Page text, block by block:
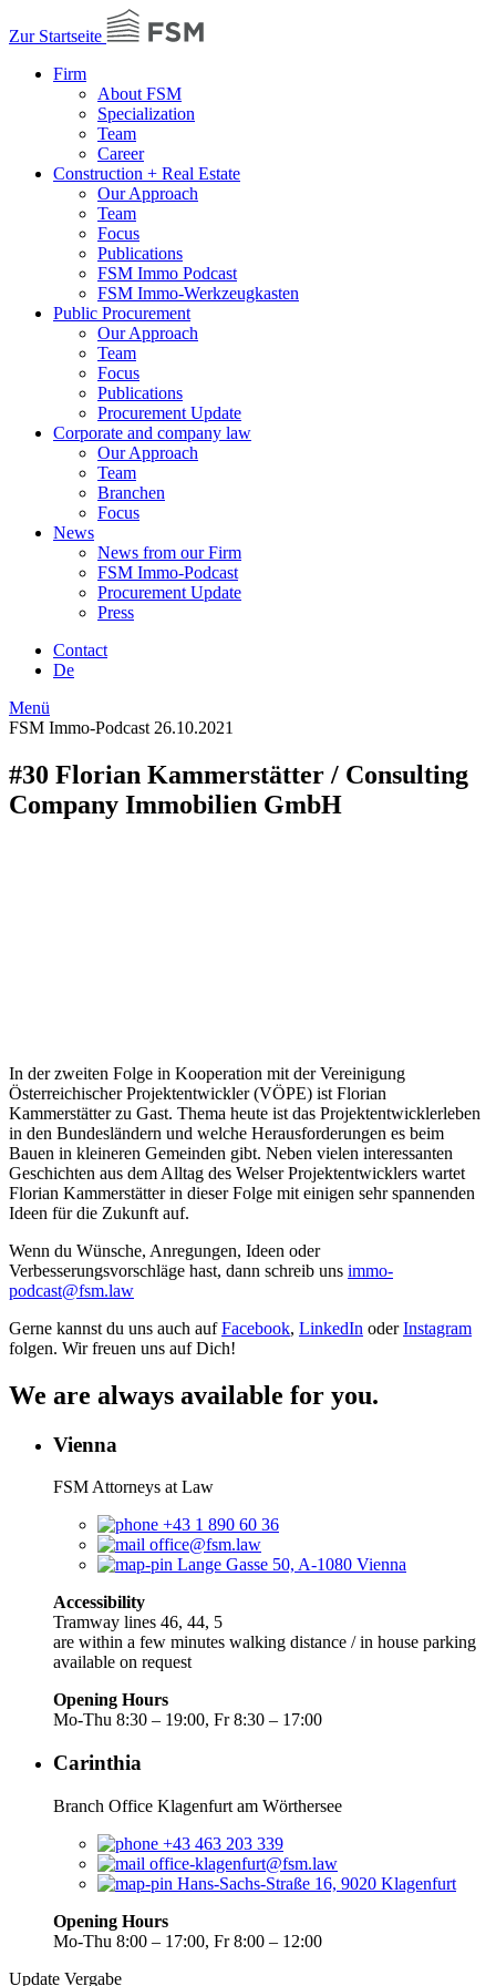
Zur Startseite
Firm
About FSM
Specialization
Team
Career
Construction + Real Estate
Our Approach
Team
Focus
Publications
FSM Immo Podcast
FSM Immo-Werkzeugkasten
Public Procurement
Our Approach
Team
Focus
Publications
Procurement Update
Corporate and company law
Our Approach
Team
Branchen
Focus
News
News from our Firm
FSM Immo-Podcast
Procurement Update
Press
Contact
De
Menü
FSM Immo-Podcast 26.10.2021
#30 Florian Kammerstätter / Consulting
Company Immobilien GmbH
In der zweiten Folge in Kooperation mit der Vereinigung
Österreichischer Projektentwickler (VÖPE) ist Florian
Kammerstätter zu Gast. Thema heute ist das Projektentwicklerleben
in den Bundesländern und welche Herausforderungen es beim
Bauen in kleineren Gemeinden gibt. Neben vielen interessanten
Geschichten aus dem Alltag des Welser Projektentwicklers wartet
Florian Kammerstätter in dieser Folge mit einigen sehr spannenden
Ideen für die Zukunft auf.
Wenn du Wünsche, Anregungen, Ideen oder
Verbesserungsvorschläge hast, dann schreib uns immo-
podcast@fsm.law
Gerne kannst du uns auch aufFacebook, LinkedIn oderInstagram
folgen. Wir freuen uns auf Dich!
We are always available for you.
Vienna
FSM Attorneys at Law
+43 1 890 60 36
office@fsm.law
Lange Gasse 50, A-1080 Vienna
Accessibility
Tramway lines 46, 44, 5
are within a few minutes walking distance / in house parking
available on request
Opening Hours
Mo-Thu 8:30 – 19:00, Fr 8:30 – 17:00
Carinthia
Branch Office Klagenfurt am Wörthersee
+43 463 203 339
office-klagenfurt@fsm.law
Hans-Sachs-Straße 16, 9020 Klagenfurt
Opening Hours
Mo-Thu 8:00 – 17:00, Fr 8:00 – 12:00
Update Vergabe